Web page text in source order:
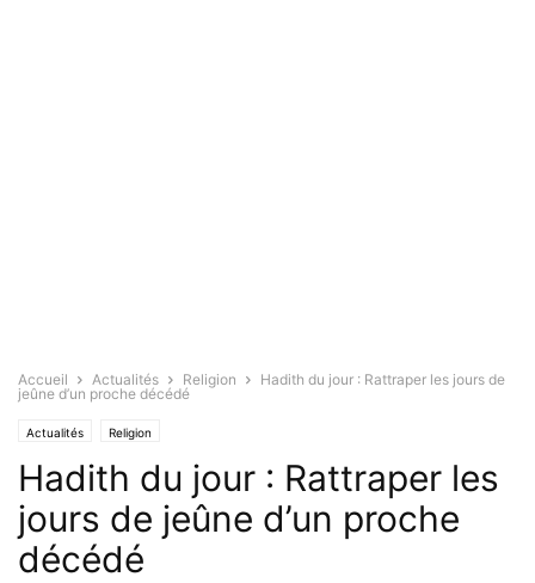
Accueil Actualités Religion
Hadith du jour : Rattraper les jours de
jeûne d’un proche décédé
Actualités Religion
Hadith du jour : Rattraper les
jours de jeûne d’un proche
décédé